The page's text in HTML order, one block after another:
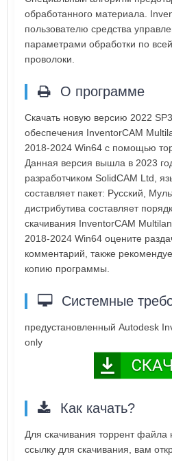
обработанного материала.
пользователю средства
параметрами обработки по
проволоки.
О программе
Скачать новую версию 2022
обеспечения InventorCAM
2018-2024 Win64 с помощью
Данная версия вышла в 2023
разработчиком SolidCAM Ltd,
составляет пакет: Русский,
дистрибутива составляет
скачивания InventorCAM
2018-2024 Win64 оцените
комментарий, также
копию программы.
Системные
предустановленный Autodesk
only
Как качать?
Для скачивания торрент файла
ссылку для скачивания, вам